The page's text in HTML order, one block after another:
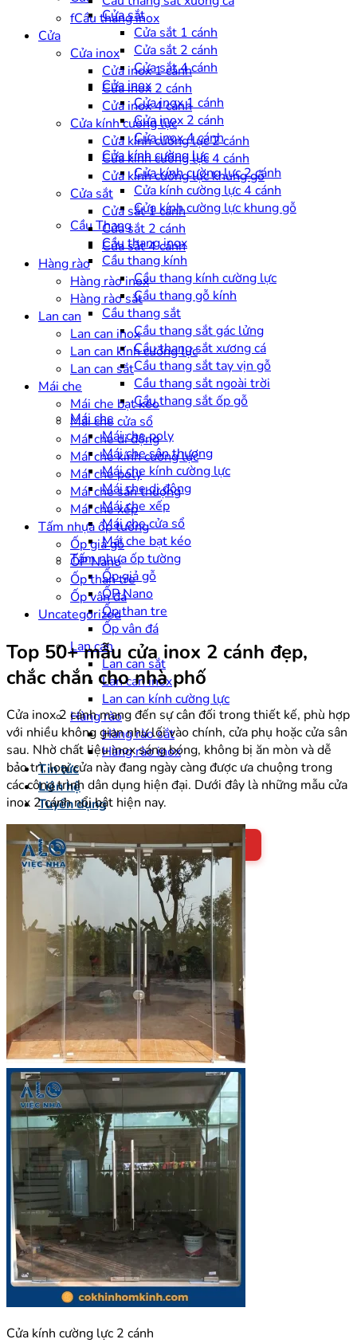
Cửa sắt
Cửa sắt 1 cánh
Cửa sắt 2 cánh
Cửa sắt 4 cánh
Cửa inox
Cửa inox 1 cánh
Cửa inox 2 cánh
Cửa inox 4 cánh
Cửa kính cường lực
Cửa kính cường lực 2 cánh
Cửa kính cường lực 4 cánh
Cửa kính cường lực khung gỗ
Cầu Thang
Cầu thang inox
Cầu thang kính
Cầu thang kính cường lực
Cầu thang gỗ kính
Cầu thang sắt
Cầu thang sắt gác lửng
Cầu thang sắt xương cá
Cầu thang sắt tay vịn gỗ
Cầu thang sắt ngoài trời
Cầu thang sắt ốp gỗ
Mái che
Mái che poly
Mái che sân thượng
Mái che kính cường lực
Mái che di động
Mái che xếp
Mái che cửa sổ
Mái che bạt kéo
Tấm nhựa ốp tường
Ốp giả gỗ
ỐP Nano
Ốp than tre
Ốp vân đá
Lan can
Lan can sắt
Lan can inox
Lan can kính cường lực
Hàng rào
Hàng rào sắt
Hàng rào inox
Tin tức
Liên hệ
Tuyển dụng
TƯ VẤN MIỄN PHÍ
fCầu thang inox
Cửa
Cửa inox
Cửa inox 1 cánh
Cửa inox 2 cánh
Cửa inox 4 cánh
Cửa kính cường lực
Cửa kính cường lực 2 cánh
Cửa kính cường lực 4 cánh
Cửa kính cường lực khung gỗ
Cửa sắt
Cửa sắt 1 cánh
Cửa sắt 2 cánh
Cửa sắt 4 cánh
Hàng rào
Hàng rào inox
Hàng rào sắt
Lan can
Lan can inox
Lan can kính cường lực
Lan can sắt
Mái che
Mái che bạt kéo
Mái che cửa sổ
Mái che di động
Mái che kính cường lực
Mái che poly
Mái che sân thượng
Mái che xếp
Tấm nhựa ốp tường
Ốp giả gỗ
ỐP Nano
Ốp than tre
Ốp vân đá
Uncategorized
Top 50+ mẫu cửa inox 2 cánh đẹp,
chắc chắn cho nhà phố
Cửa inox 2 cánh mang đến sự cân đối trong thiết kế, phù hợp
với nhiều không gian như lối vào chính, cửa phụ hoặc cửa sân
sau. Nhờ chất liệu inox sáng bóng, không bị ăn mòn và dễ
bảo trì, loại cửa này đang ngày càng được ưa chuộng trong
các công trình dân dụng hiện đại. Dưới đây là những mẫu cửa
inox 2 cánh nổi bật hiện nay.
Cửa kính cường lực 2 cánh